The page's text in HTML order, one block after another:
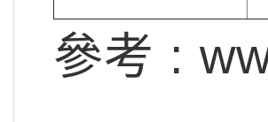
參考 :